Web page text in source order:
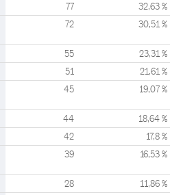
77 32,63 %
72 30,51 %
55 23,31 %
51 21,61 %
45 19,07 %
44 18,64 %
42 17,8 %
39 16,53 %
28 11,86 %